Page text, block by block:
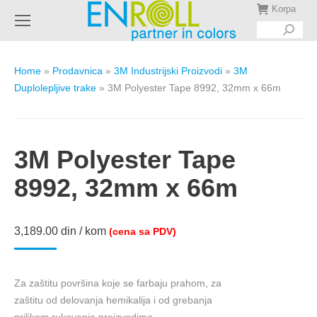
Korpa
Search:
Home » Prodavnica » 3M Industrijski Proizvodi » 3M
Duplolepljive trake » 3M Polyester Tape 8992, 32mm x 66m
3M Polyester Tape
8992, 32mm x 66m
3,189.00 din / kom (cena sa PDV)
Za zaštitu površina koje se farbaju prahom, za
zaštitu od delovanja hemikalija i od grebanja